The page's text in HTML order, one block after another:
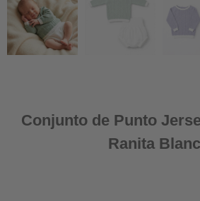
Conjunto de Punto
Ranita